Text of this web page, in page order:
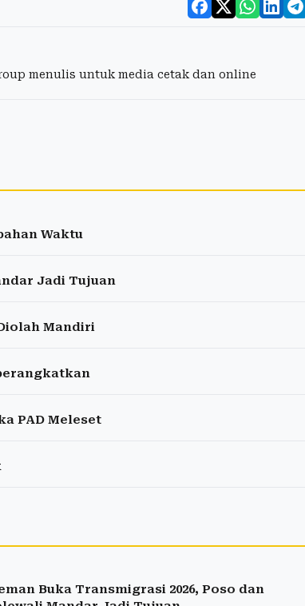
menulis untuk media cetak dan online
Waktu
Jadi Tujuan
Mandiri
PAD Meleset
Buka Transmigrasi 2026, Poso dan